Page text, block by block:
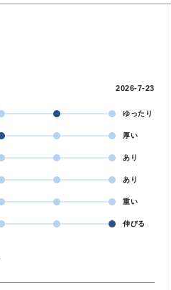
2026-7-23
ゆったり
厚い
あり
あり
重い
伸びる